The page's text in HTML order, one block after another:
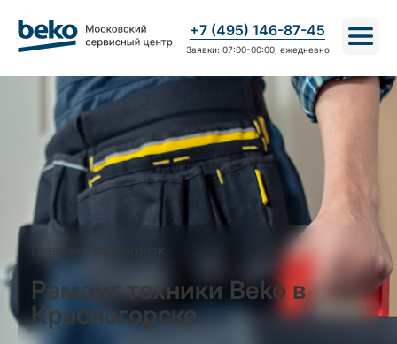
+7 (495) 146-87-45
Заявки: 07:00-00:00, ежедневно
Главная Красногорск
Ремонт техники Beko в
Красногорске